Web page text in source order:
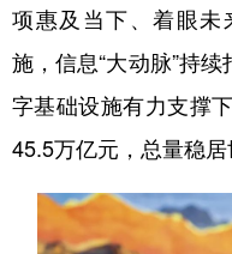
项惠及当下、着眼
施，信息“大动脉”持
字基础设施有力支撑
45.5万亿元，总量稳居